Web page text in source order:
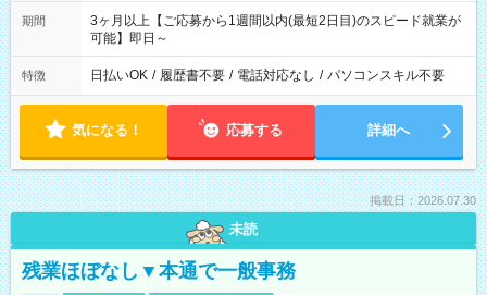
期間
3ヶ月以上【ご応募から1週間以内(最短2日目)のスピード就業が
可能】即日～
特徴 日払いOK / 履歴書不要 / 電話対応なし / パソコンスキル不要
気になる！ 応募する 詳細へ
掲載日：2026.07.30
未読
残業ほぼなし▼本通で一般事務